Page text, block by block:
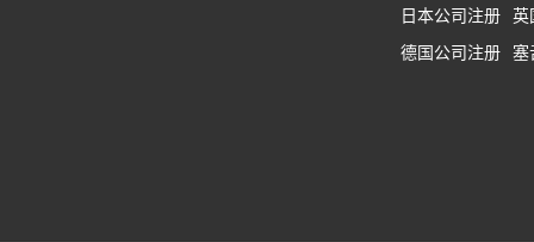
日本公司注册
英
德国公司注册
塞